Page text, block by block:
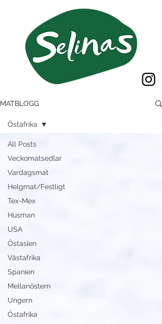
MATBLOGG
All Posts
Veckomatsedlar
Vardagsmat
Helgmat/Festligt
Tex-Mex
Husman
USA
Östasien
Västafrika
Spanien
Mellanöstern
Ungern
Östafrika
Östafrika